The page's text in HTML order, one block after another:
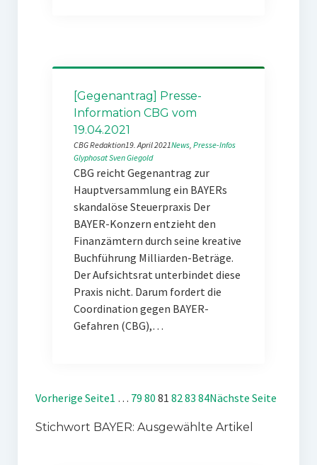
[Gegenantrag] Presse-
Information CBG vom
19.04.2021
CBG Redaktion19. April 2021News, Presse-Infos
GlyphosatSven Giegold
CBG reicht Gegenantrag zur
Hauptversammlung ein BAYERs
skandalöse Steuerpraxis Der
BAYER-Konzern entzieht den
Finanzämtern durch seine kreative
Buchführung Milliarden-Beträge.
Der Aufsichtsrat unterbindet diese
Praxis nicht. Darum fordert die
Coordination gegen BAYER-
Gefahren (CBG),…
Vorherige Seite1 … 79 80 81 8283 84Nächste Seite
Stichwort BAYER: Ausgewählte Artikel